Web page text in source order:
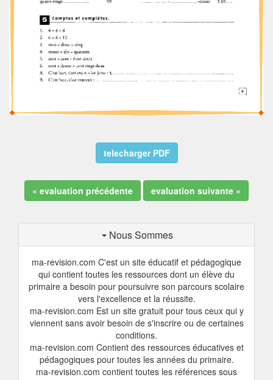
telecharger PDF
« evaluation précédente evaluation suivante »
Nous Sommes
ma-revision.com C'est un site éducatif et pédagogique
qui contient toutes les ressources dont un élève du
primaire a besoin pour poursuivre son parcours scolaire
vers l'excellence et la réussite.
ma-revision.com Est un site gratuit pour tous ceux qui y
viennent sans avoir besoin de s'inscrire ou de certaines
conditions.
ma-revision.com Contient des ressources éducatives et
pédagogiques pour toutes les années du primaire.
ma-revision.com contient toutes les références sous